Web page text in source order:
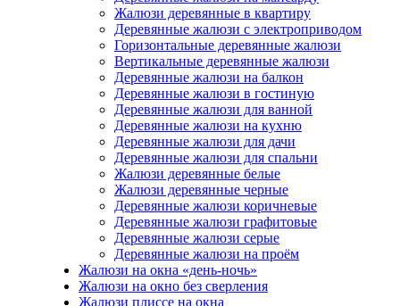
Жалюзи деревянные в квартиру
Деревянные жалюзи с электроприводом
Горизонтальные деревянные жалюзи
Вертикальные деревянные жалюзи
Деревянные жалюзи на балкон
Деревянные жалюзи в гостиную
Деревянные жалюзи для ванной
Деревянные жалюзи на кухню
Деревянные жалюзи для дачи
Деревянные жалюзи для спальни
Жалюзи деревянные белые
Жалюзи деревянные черные
Деревянные жалюзи коричневые
Деревянные жалюзи графитовые
Деревянные жалюзи серые
Деревянные жалюзи на проём
Жалюзи на окна «день-ночь»
Жалюзи на окно без сверления
Жалюзи плиссе на окна